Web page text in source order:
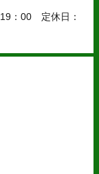
：00 定休日：